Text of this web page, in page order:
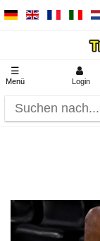
☰
Menü Login